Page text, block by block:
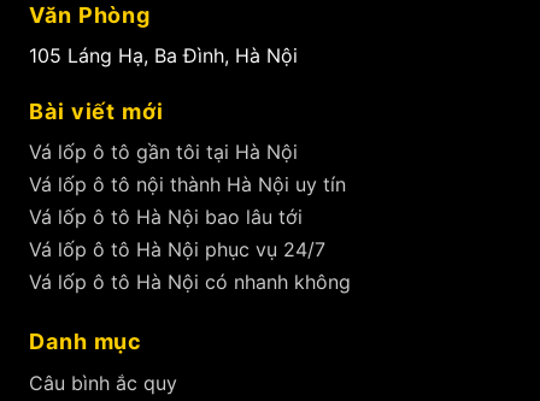
Văn Phòng
105 Láng Hạ, Ba Đình, Hà Nội
Bài viết mới
Vá lốp ô tô gần tôi tại Hà Nội
Vá lốp ô tô nội thành Hà Nội uy tín
Vá lốp ô tô Hà Nội bao lâu tới
Vá lốp ô tô Hà Nội phục vụ 24/7
Vá lốp ô tô Hà Nội có nhanh không
Danh mục
Câu bình ắc quy